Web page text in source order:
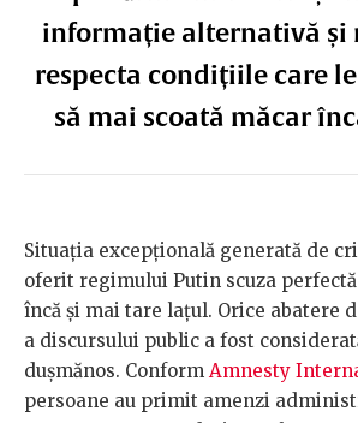
informație alternativă și
respecta condițiile care
să mai scoată măcar
Situația excepțională generată de
oferit regimului Putin scuza
încă și mai tare lațul. Orice abatere
a discursului public a fost
dușmănos. Conform Amnesty
persoane au primit amenzi